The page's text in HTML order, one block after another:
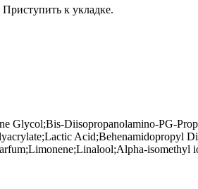
к укладке.
Glycol;Bis-Diisopropanolamino-PG-
Acid;Behenamidopropyl